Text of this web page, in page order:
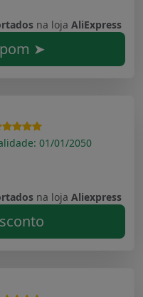
na loja AliExpress
➤
01/01/2050
na loja Aliexpress